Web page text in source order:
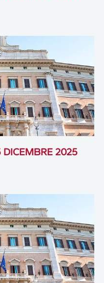
DICEMBRE 2025